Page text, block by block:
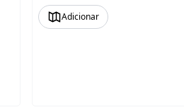
Adicionar